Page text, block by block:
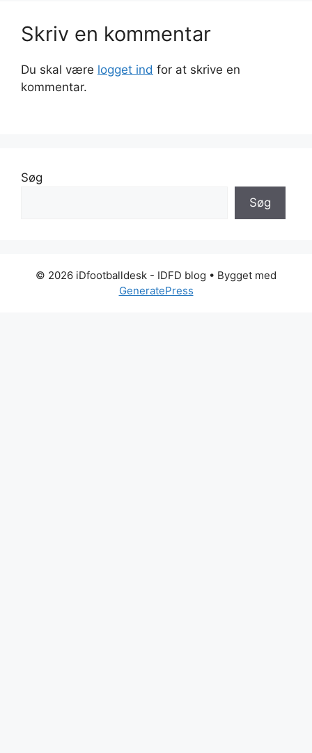
Skriv en kommentar
Du skal være logget ind for at skrive en
kommentar.
Søg
Søg
© 2026 iDfootballdesk - IDFD blog • Bygget med
GeneratePress